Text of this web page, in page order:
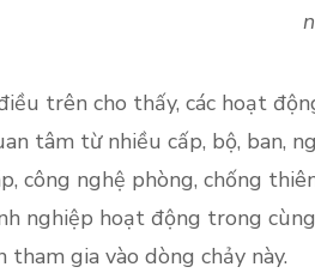
trên cho thấy, các hoạt
tâm từ nhiều cấp, bộ, ban,
công nghệ phòng, chống
nghiệp hoạt động trong
tham gia vào dòng chảy này.